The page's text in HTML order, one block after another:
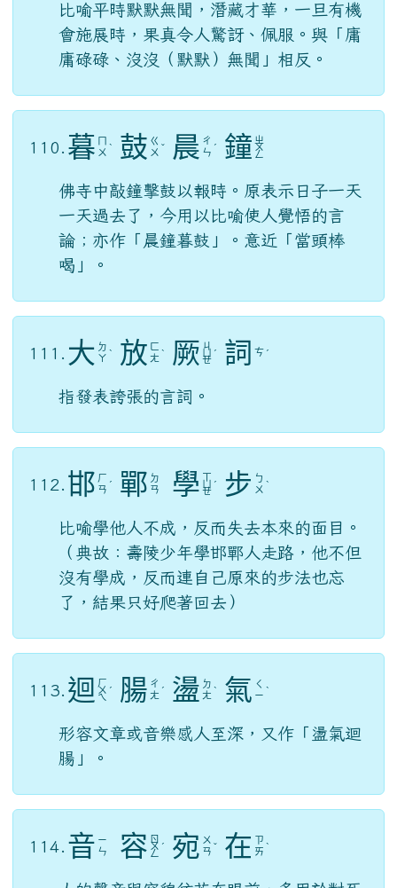
比喻平時默默無聞，潛藏才華，一旦有機
會施展時，果真令人驚訝、佩服。與「庸
庸碌碌、沒沒（默默）無聞」相反。
110. 暮 ㄨ ˋ 鼓 ㄍ
ㄨ ˇ 晨 ㄔ
ㄣ ˊ 鐘 ㄓ
ㄨ
ㄥ
佛寺中敲鐘擊鼓以報時。原表示日子一天
一天過去了，今用以比喻使人覺悟的言
論；亦作「晨鐘暮鼓」。意近「當頭棒
喝」。
111. 大 ㄉ
ㄚ ˋ 放 ㄈ
ㄤ ˋ 厥 ㄐ
ㄩ
ㄝ
ˊ 詞 ㄘ ˊ
指發表誇張的言詞。
112. 邯 ㄏ
ㄢ ˊ 鄲 ㄉ
ㄢ
學 ㄩ
ㄝ
ˊ 步 ㄅ
ㄨ ˋ
比喻學他人不成，反而失去本來的面目。
（典故：壽陵少年學邯鄲人走路，他不但
沒有學成，反而連自己原來的步法也忘
了，結果只好爬著回去）
113. 迴 ㄏ
ㄨ
ㄟ
ˊ 腸 ㄔ
ㄤ ˊ 盪 ㄉ
ㄤ ˋ 氣 ㄑ
ㄧ ˋ
形容文章或音樂感人至深，又作「盪氣迴
腸」。
114. 音 ㄧ
ㄣ
容 ㄖ
ㄨ
ㄥ
ˊ 宛 ㄨ
ㄢ ˇ 在
ㄗ
ㄞ ˋ